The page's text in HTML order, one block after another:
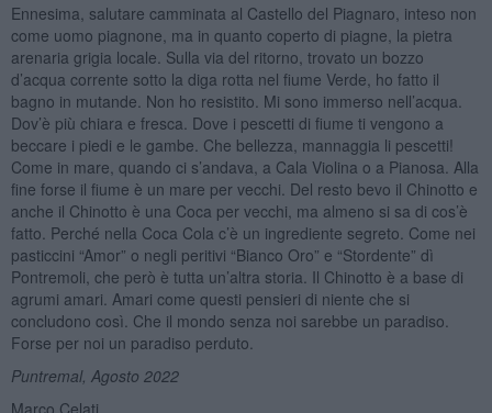
Ennesima, salutare camminata al Castello del Piagnaro, inteso non
come uomo piagnone, ma in quanto coperto di piagne, la pietra
arenaria grigia locale. Sulla via del ritorno, trovato un bozzo
d’acqua corrente sotto la diga rotta nel fiume Verde, ho fatto il
bagno in mutande. Non ho resistito. Mi sono immerso nell’acqua.
Dov’è più chiara e fresca. Dove i pescetti di fiume ti vengono a
beccare i piedi e le gambe. Che bellezza, mannaggia li pescetti!
Come in mare, quando ci s’andava, a Cala Violina o a Pianosa. Alla
fine forse il fiume è un mare per vecchi. Del resto bevo il Chinotto e
anche il Chinotto è una Coca per vecchi, ma almeno si sa di cos’è
fatto. Perché nella Coca Cola c’è un ingrediente segreto. Come nei
pasticcini “Amor” o negli peritivi “Bianco Oro” e “Stordente” dì
Pontremoli, che però è tutta un’altra storia. Il Chinotto è a base di
agrumi amari. Amari come questi pensieri di niente che si
concludono così. Che il mondo senza noi sarebbe un paradiso.
Forse per noi un paradiso perduto.
Puntremal, Agosto 2022
Marco Celati